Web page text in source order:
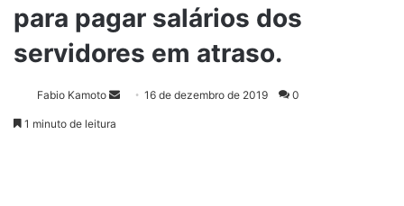
para pagar salários dos
servidores em atraso.
Fabio Kamoto 16 de dezembro de 2019 0
1 minuto de leitura